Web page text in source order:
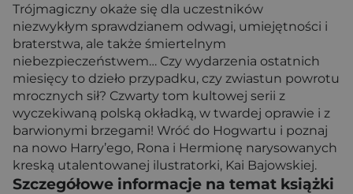
Trójmagiczny okaże się dla uczestników
niezwykłym sprawdzianem odwagi, umiejętności i
braterstwa, ale także śmiertelnym
niebezpieczeństwem… Czy wydarzenia ostatnich
miesięcy to dzieło przypadku, czy zwiastun powrotu
mrocznych sił? Czwarty tom kultowej serii z
wyczekiwaną polską okładką, w twardej oprawie i z
barwionymi brzegami! Wróć do Hogwartu i poznaj
na nowo Harry’ego, Rona i Hermionę narysowanych
kreską utalentowanej ilustratorki, Kai Bajowskiej.
Szczegółowe informacje na temat książki